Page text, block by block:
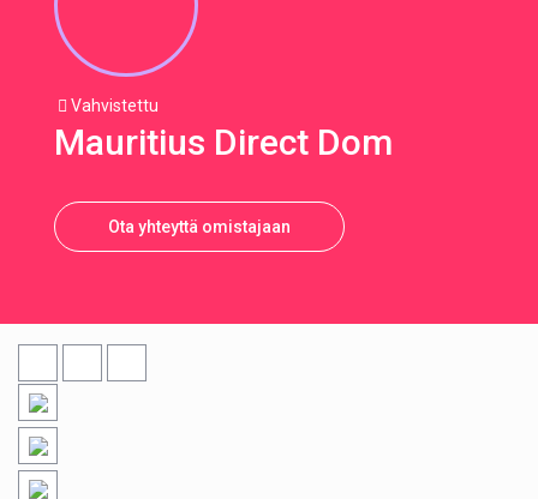
Vahvistettu
Mauritius Direct Dom
Ota yhteyttä omistajaan